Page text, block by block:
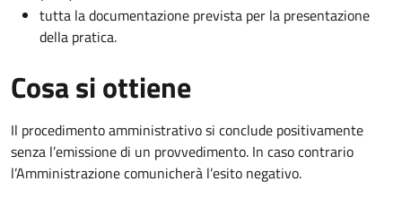
tutta la documentazione prevista per la presentazione
della pratica.
Cosa si ottiene
Il procedimento amministrativo si conclude positivamente
senza l’emissione di un provvedimento. In caso contrario
l’Amministrazione comunicherà l’esito negativo.